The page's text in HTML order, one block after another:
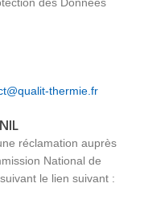
thermie.fr
réclamation auprès
National de
le lien suivant :